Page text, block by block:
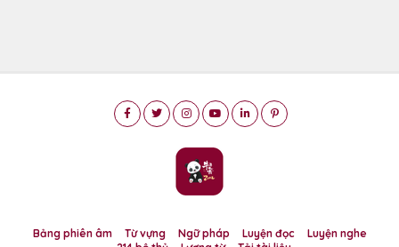
Bảng phiên âm Từ vựng Ngữ pháp Luyện đọc
Luyện nghe